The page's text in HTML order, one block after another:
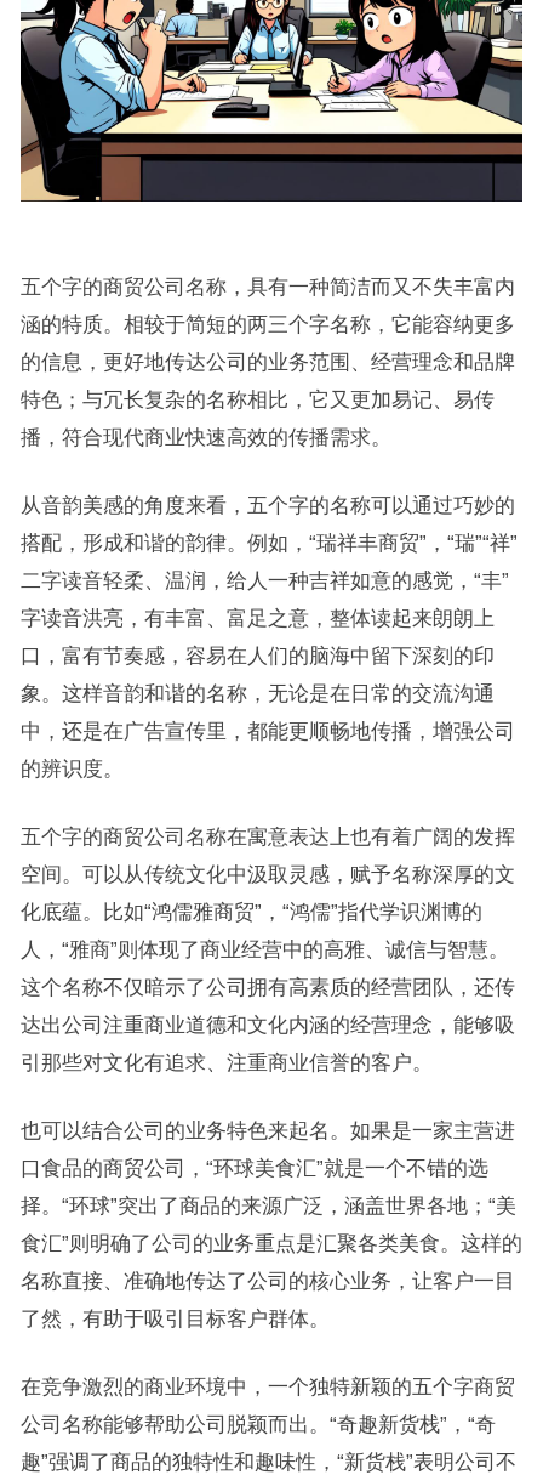
五个字的商贸公司名称，具有一种简洁而又不失丰富内
涵的特质。相较于简短的两三个字名称，它能容纳更多
的信息，更好地传达公司的业务范围、经营理念和品牌
特色；与冗长复杂的名称相比，它又更加易记、易传
播，符合现代商业快速高效的传播需求。
从音韵美感的角度来看，五个字的名称可以通过巧妙的
搭配，形成和谐的韵律。例如，“瑞祥丰商贸”，“瑞”“祥”
二字读音轻柔、温润，给人一种吉祥如意的感觉，“丰”
字读音洪亮，有丰富、富足之意，整体读起来朗朗上
口，富有节奏感，容易在人们的脑海中留下深刻的印
象。这样音韵和谐的名称，无论是在日常的交流沟通
中，还是在广告宣传里，都能更顺畅地传播，增强公司
的辨识度。
五个字的商贸公司名称在寓意表达上也有着广阔的发挥
空间。可以从传统文化中汲取灵感，赋予名称深厚的文
化底蕴。比如“鸿儒雅商贸”，“鸿儒”指代学识渊博的
人，“雅商”则体现了商业经营中的高雅、诚信与智慧。
这个名称不仅暗示了公司拥有高素质的经营团队，还传
达出公司注重商业道德和文化内涵的经营理念，能够吸
引那些对文化有追求、注重商业信誉的客户。
也可以结合公司的业务特色来起名。如果是一家主营进
口食品的商贸公司，“环球美食汇”就是一个不错的选
择。“环球”突出了商品的来源广泛，涵盖世界各地；“美
食汇”则明确了公司的业务重点是汇聚各类美食。这样的
名称直接、准确地传达了公司的核心业务，让客户一目
了然，有助于吸引目标客户群体。
在竞争激烈的商业环境中，一个独特新颖的五个字商贸
公司名称能够帮助公司脱颖而出。“奇趣新货栈”，“奇
趣”强调了商品的独特性和趣味性，“新货栈”表明公司不